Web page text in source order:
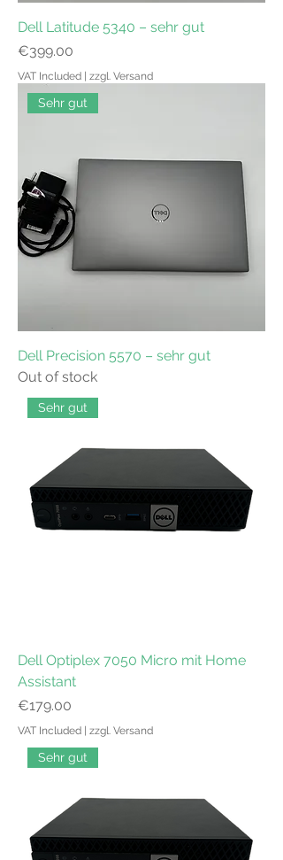
Dell Latitude 5340 – sehr gut
Price
€399.00
VAT Included | zzgl. Versand
Sehr gut
Dell Precision 5570 – sehr gut
Out of stock
Sehr gut
Dell Optiplex 7050 Micro mit Home
Assistant
Price
€179.00
VAT Included | zzgl. Versand
Sehr gut